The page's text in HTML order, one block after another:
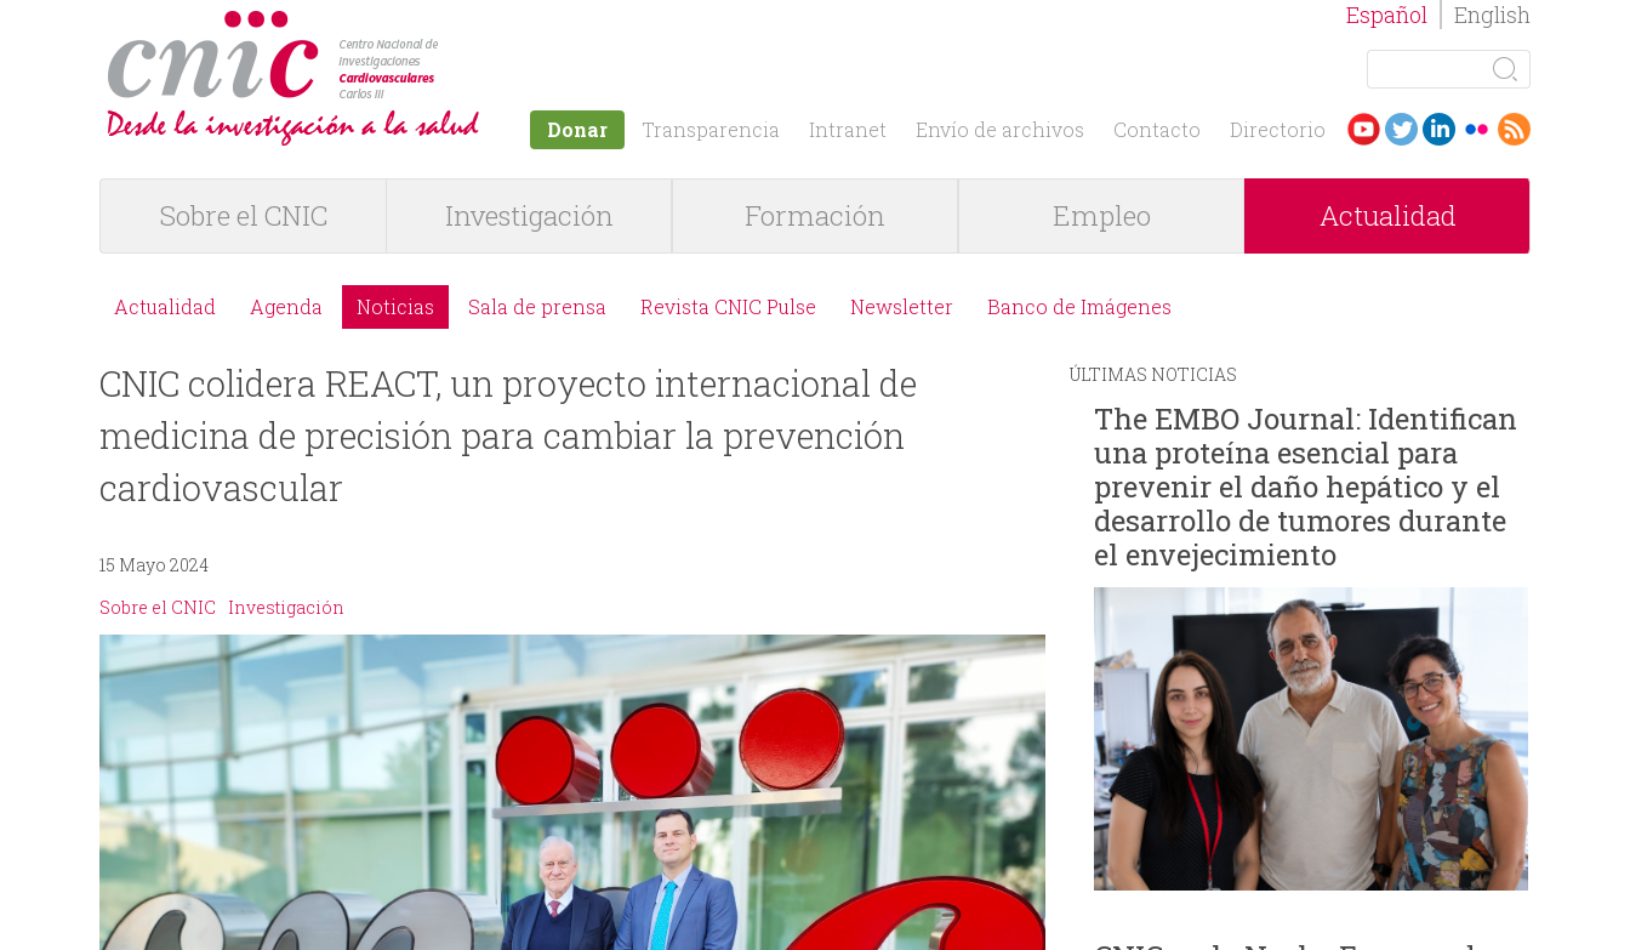
English
Español
F
r
l
a
r
d
e
b
ú
u
s
c
a
r
Donar Transparencia Intranet Envío de archivos Contacto Directorio
N
C
I
P
A
L
Sobre el CNIC Investigación Formación Empleo Actualidad
e
n
p
r
i
n
c
p
Actualidad Agenda Noticias Sala de prensa Revista CNIC Pulse Newsletter Banco de Imágenes
CNIC colidera REACT, un proyecto internacional de
medicina de precisión para cambiar la prevención
cardiovascular
15 Mayo 2024
Sobre el CNIC
Investigación
ÚLTIMAS NOTICIAS
The EMBO Journal: Identifican
una proteína esencial para
prevenir el daño hepático y el
desarrollo de tumores durante
el envejecimiento